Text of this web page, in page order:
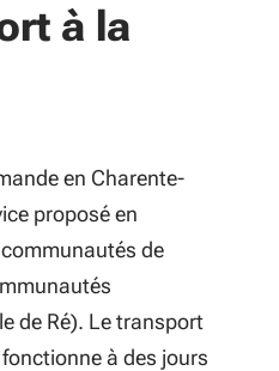
à la
en Charente-
proposé en
de
de Ré). Le transport
à des jours